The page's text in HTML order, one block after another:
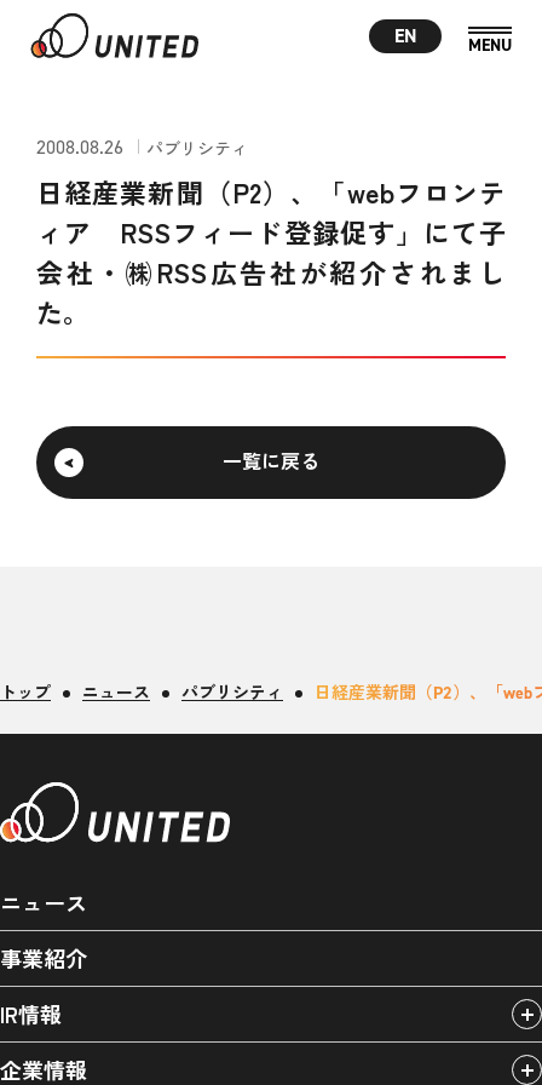
EN
2008.08.26 パブリシティ
日経産業新聞（P2）、「webフロンテ
ィア RSSフィード登録促す」にて子
会社・㈱RSS広告社が紹介されまし
た。
一覧に戻る
トップ ニュース パブリシティ 日経産業新聞（P2）、「
ニュース
事業紹介
IR情報
企業情報